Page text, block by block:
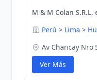
M & M Colan
Perú > Lima >
Av Chancay Nro
Ver Más